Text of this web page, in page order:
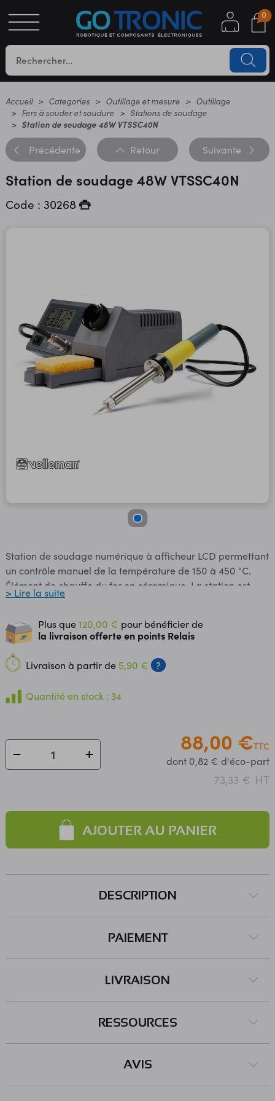
0
Accueil Categories Outillage et mesure
Outillage
Fers à souder et soudure
Stations de soudage
Station de soudage 48W VTSSC40N
Précédente Retour Suivante
Station de soudage 48W VTSSC40N
Code : 30268
Station de soudage numérique à afficheur LCD permettant
un contrôle manuel de la température de 150 à 450 °C.
Élément de chauffe du fer en céramique. La station est
livrée avec un support de fer, une éponge de nettoyage et
Vac T° réglable de 150° à 450°C Résolution: 1 °C Affichage
de la température en C° Tension de service du fer: 24 Vac
Interrupteur marche/arrêt Dimensions: - station: 185 x
100 x 170 mm. - fer: 200 x 30 mm. Poids: 1.58 kg Ne
convient pas pour un usage intensif.
> Lire la suite
Plus que120,00 € pour bénéficier de
la livraison offerte en points Relais
Livraison à partir de 5,90 € ?
Quantité en stock : 34
88,00 €TTC
dont 0,82 € d'éco-part
73,33 € HT
AJOUTER AU PANIER
DESCRIPTION
PAIEMENT
LIVRAISON
RESSOURCES
AVIS